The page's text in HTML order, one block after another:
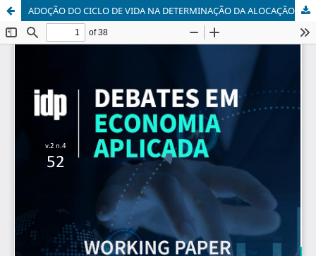
ADOÇÃO DO CICLO DE VIDA NA DETERMINAÇÃO DA ALOCAÇÃO ÓTIMA DAS ENTIDADES FECHADAS DE PREVIDÊNCIA COMPLEMENTAR NO BRASIL